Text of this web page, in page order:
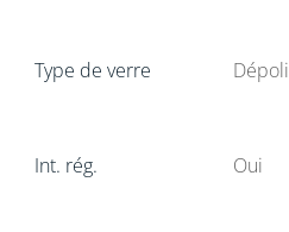
Type de verre Dépoli
Int. rég. Oui